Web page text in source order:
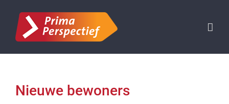
naar
inhoud
Nieuwe bewoners